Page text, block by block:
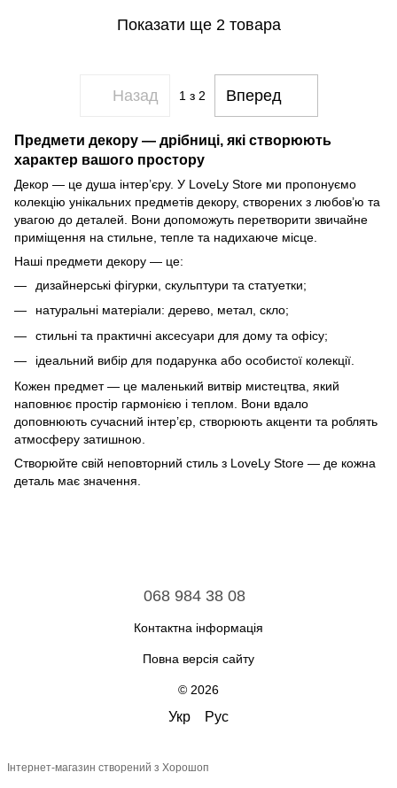
Показати ще 2 товара
Назад 1 з 2 Вперед
Предмети декору — дрібниці, які створюють
характер вашого простору
Декор — це душа інтер’єру. У LoveLy Store ми пропонуємо
колекцію унікальних предметів декору, створених з любов’ю та
увагою до деталей. Вони допоможуть перетворити звичайне
приміщення на стильне, тепле та надихаюче місце.
Наші предмети декору — це:
дизайнерські фігурки, скульптури та статуетки;
натуральні матеріали: дерево, метал, скло;
стильні та практичні аксесуари для дому та офісу;
ідеальний вибір для подарунка або особистої колекції.
Кожен предмет — це маленький витвір мистецтва, який
наповнює простір гармонією і теплом. Вони вдало
доповнюють сучасний інтер’єр, створюють акценти та роблять
атмосферу затишною.
Створюйте свій неповторний стиль з LoveLy Store — де кожна
деталь має значення.
068 984 38 08
Контактна інформація
Повна версія сайту
© 2026
Укр Рус
Інтернет-магазин створений з Хорошоп